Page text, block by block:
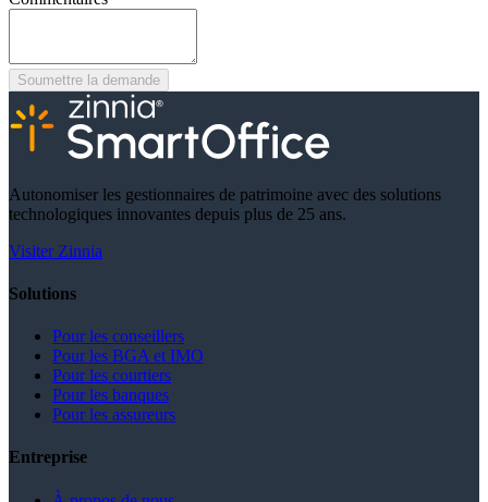
Soumettre la demande
Autonomiser les gestionnaires de patrimoine avec des solutions
technologiques innovantes depuis plus de 25 ans.
Visiter Zinnia
Solutions
Pour les conseillers
Pour les BGA et IMO
Pour les courtiers
Pour les banques
Pour les assureurs
Entreprise